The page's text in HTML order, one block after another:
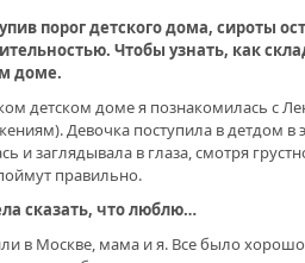
ИЗДАН XХХV ТОМ «ИСТОРИИ
РОДОВ»
- СУДЬЯ БЕСПЕЧНОСТИ ЛЮДЕЙ.
МЕНЬШЕ НЕ СТАНОВИТСЯ
НЕ СЛАБЕЕТ. СОСТОЯЛАСЬ
ДВУХ РУКОВОДИТЕЛЕЙ
СВОЕМ. ОБ УНИКАЛЬНОЙ
порог детского дома, сироты
Чтобы узнать, как
доме.
детском доме я познакомилась с
Девочка поступила в детдом в
и заглядывала в глаза, смотря
правильно.
сказать, что люблю…
в Москве, мама и я. Все было